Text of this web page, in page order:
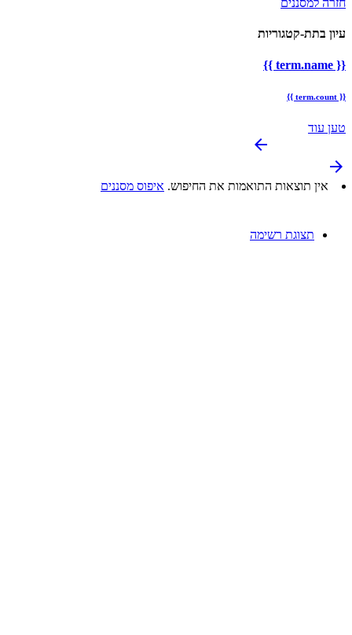
חזרה למסננים
עיון בתת-קטגוריות
{{ term.name }}
{{ term.count }}
טען עוד
arrow_backward
arrow_forward
אין תוצאות התואמות את החיפוש. איפוס מסננים
תצוגת רשימה